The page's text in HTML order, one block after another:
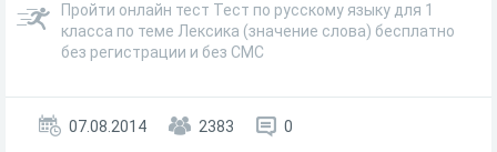
Пройти онлайн тест Тест по русскому языку для 1
класса по теме Лексика (значение слова) бесплатно
без регистрации и без СМС
07.08.2014 2383 0